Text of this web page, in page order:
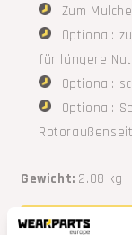
Zum
Optional:
für längere
Optional:
Optional:
Gewicht: 2.08 kg
REQUEST A